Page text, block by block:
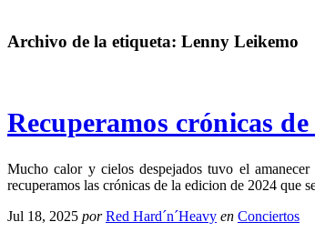
Archivo de la etiqueta: Lenny Leikemo
Recuperamos crónicas
Mucho calor y cielos despejados tuvo el
recuperamos las crónicas de la edicion de 2024 que
Jul 18, 2025 por Red Hard´n´Heavy en Conciertos